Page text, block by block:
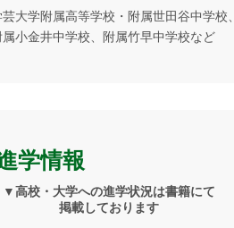
大学附属高等学校・附属世田谷中学校
小金井中学校、附属竹早中学校など
学情報
▼高校・大学への進学状況は書籍にて
掲載しております